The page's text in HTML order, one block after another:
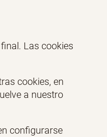
Las cookies
cookies, en
a nuestro
configurarse